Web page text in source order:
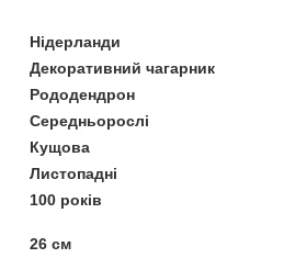
Нідерланди
Декоративний чагарник
Рододендрон
Середньорослі
Кущова
Листопадні
100 років
26 см